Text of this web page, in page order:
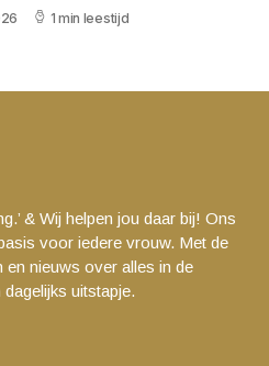
1 min leestijd
& Wij helpen jou daar bij! Ons
voor iedere vrouw. Met de
en nieuws over alles in de
uitstapje.